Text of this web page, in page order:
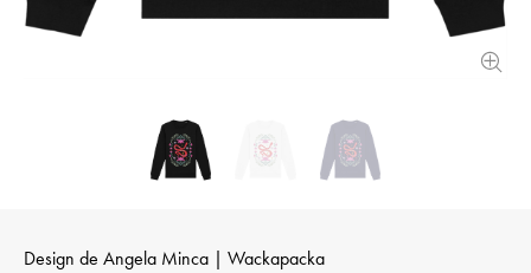
Design de Angela Minca | Wackapacka